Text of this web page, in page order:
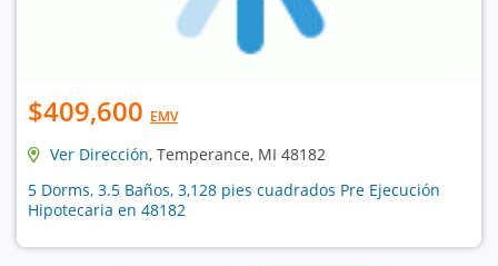
$409,600 EMV
Ver Dirección, Temperance, MI 48182
5 Dorms, 3.5 Baños, 3,128 pies cuadrados Pre Ejecución
Hipotecaria en 48182